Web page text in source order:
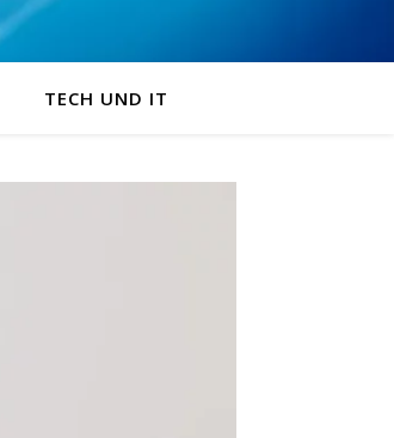
TECH UND IT